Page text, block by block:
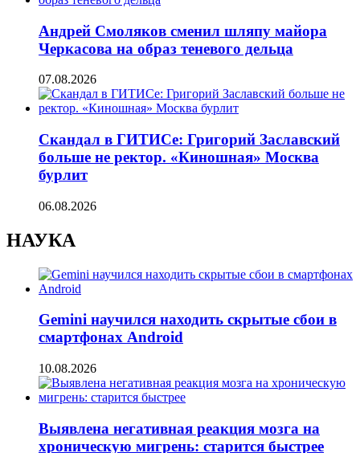
Андрей Смоляков сменил шляпу майора
Черкасова на образ теневого дельца
07.08.2026
Скандал в ГИТИСе: Григорий Заславский
больше не ректор. «Киношная» Москва
бурлит
06.08.2026
НАУКА
Gemini научился находить скрытые сбои в
смартфонах Android
10.08.2026
Выявлена негативная реакция мозга на
хроническую мигрень: старится быстрее